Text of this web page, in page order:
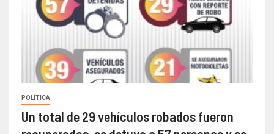
POLÍTICA
Un total de 29 vehículos robados fueron